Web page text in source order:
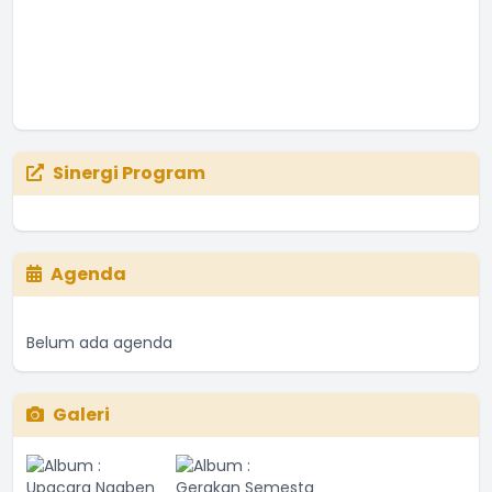
Sinergi Program
Agenda
Belum ada agenda
Galeri